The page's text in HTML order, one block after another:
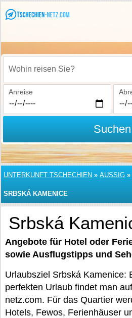
Wohin reisen Sie?
Anreise
Suchen
UNTERKUNFT TSCHECHIEN » AUSSIG »
SRBSKÁ KAMENICE
Srbská
Angebote für Hotel oder
sowie Ausflugstipps und
Urlaubsziel Srbská Kamenice:
perfekten Urlaub findet man
netz.com. Für das Quartier
Hotels, Fewos, Ferienhäuser